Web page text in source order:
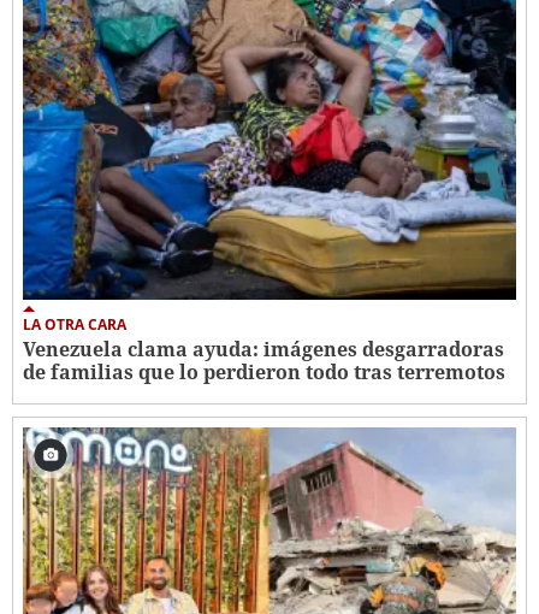
LA OTRA CARA
Venezuela clama ayuda: imágenes desgarradoras
de familias que lo perdieron todo tras terremotos